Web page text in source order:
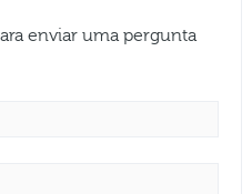
enviar uma pergunta